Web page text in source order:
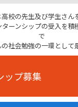
校の先生及び学生さん
ーンシップの受入を積
で
社会勉強の一環として
ップ募集